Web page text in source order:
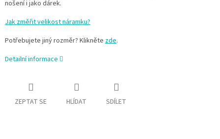
nošení i jako dárek.
Jak změřit velikost náramku?
Potřebujete jiný rozměr? Klikněte zde.
Detailní informace
ZEPTAT SE HLÍDAT SDÍLET